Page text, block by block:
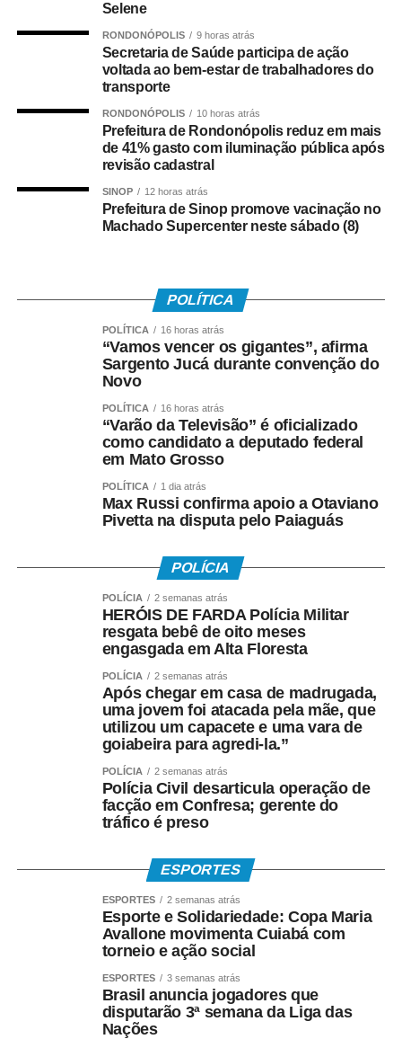
Masculino: USBC, Protos, Shanis, V.V.C., A.A.A.
Compila e Phoenix.
Além da estrutura oficial, com arbitragem dedicada e
premiações aos destaques do torneio, a organização
destaca o caráter inclusivo da iniciativa.
Impacto Social
O diferencial desta edição é o engajamento solidário: os
Associação Coração Valente, entidade que atua no
suporte direto a famílias carentes da região.
“O objetivo é utilizar o vôlei como ferramenta de
transformação e cidadania, unindo a energia das quadras
a uma causa nobre de auxílio ao próximo”, destacam os
organizadores.
Realização e Apoio
O evento é organizado pela vereadora Maria Avallone,
com o apoio do deputado estadual Carlos Avallone. A
apoio composta por Maria Martha M. Regis, Amanda de
Yasmim Souza de Arruda, Julia Herminia de Almeida,
Nathaniel de Deus Vieira Mendes e Dyego Ramos da
COMENTE ABAIXO:
WhatsApp
Facebook
Twitter
Messenger
LinkedIn
Share
Selene
RONDONÓPOLIS 9 horas atrás
Secretaria de Saúde participa de ação
voltada ao bem-estar de trabalhadores do
transporte
RONDONÓPOLIS 10 horas atrás
Prefeitura de Rondonópolis reduz em mais
de 41% gasto com iluminação pública após
revisão cadastral
SINOP 12 horas atrás
Prefeitura de Sinop promove vacinação no
Machado Supercenter neste sábado (8)
POLÍTICA
POLÍTICA 16 horas atrás
“Vamos vencer os gigantes”, afirma
Sargento Jucá durante convenção do
Novo
POLÍTICA 16 horas atrás
“Varão da Televisão” é oficializado
como candidato a deputado federal
em Mato Grosso
POLÍTICA 1 dia atrás
Max Russi confirma apoio a Otaviano
Pivetta na disputa pelo Paiaguás
POLÍCIA
POLÍCIA 2 semanas atrás
HERÓIS DE FARDA Polícia Militar
resgata bebê de oito meses
engasgada em Alta Floresta
POLÍCIA 2 semanas atrás
Após chegar em casa de madrugada,
uma jovem foi atacada pela mãe, que
utilizou um capacete e uma vara de
goiabeira para agredi-la.”
POLÍCIA 2 semanas atrás
Polícia Civil desarticula operação de
facção em Confresa; gerente do
tráfico é preso
ESPORTES
ESPORTES 2 semanas atrás
Esporte e Solidariedade: Copa Maria
Avallone movimenta Cuiabá com
torneio e ação social
ESPORTES 3 semanas atrás
Brasil anuncia jogadores que
disputarão 3ª semana da Liga das
Nações